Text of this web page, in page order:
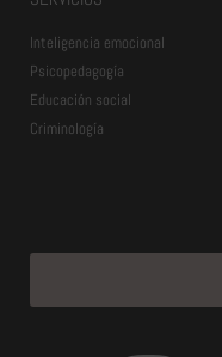
Inteligencia emocional
Psicopedagogía
Educación social
Criminología